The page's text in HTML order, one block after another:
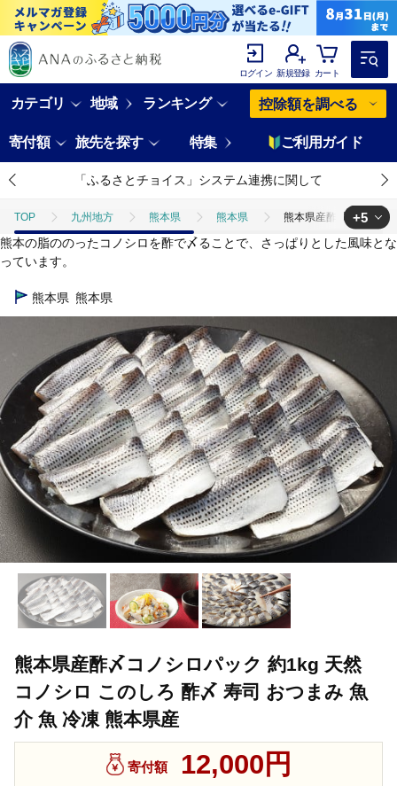
ログイン 新規登録 カート
カテゴリ 地域 ランキング 控除額を調べる
寄付額 旅先を探す 特集 ご利用ガイド
「ふるさとチョイス」システム連携に関して
TOP 九州地方 熊本県 熊本県 熊本県産酢〆コノシロ
TOP 魚介類 熊本県産酢〆コノシロパック 約1kg 天然 コノシロ こ
TOP 魚介類 鮮魚 刺身 熊本県産酢〆コノシロパック
魚介類 貝類 熊本県産酢〆コノシロパック 約1kg 天然
TOP 魚介類 貝類 ほかの貝類 熊本県産酢〆コノシロ
+5
熊本の脂ののったコノシロを酢で〆ることで、さっぱりとした風味とな
っています。
熊本県 熊本県
熊本県産酢〆コノシロパック 約1kg 天然
コノシロ このしろ 酢〆 寿司 おつまみ 魚
介 魚 冷凍 熊本県産
寄付額 12,000円